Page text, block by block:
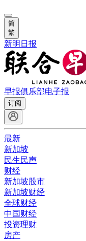
简
繁
新明日报
早报俱乐部电子报
订阅
最新
新加坡
民生民声
财经
新加坡股市
新加坡财经
全球财经
中国财经
投资理财
房产